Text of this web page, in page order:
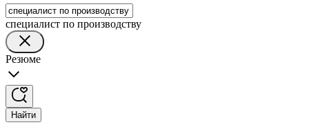
специалист по производству
Резюме
Найти